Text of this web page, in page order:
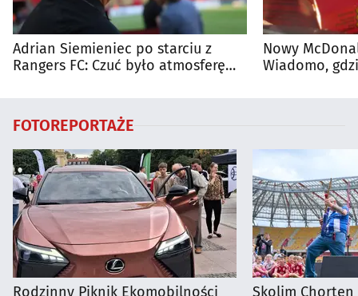
Adrian Siemieniec po starciu z
Rangers FC: Czuć było atmosferę
Nowy
Wiadomo,
FOTOREPORTAŻE
Rodzinny Piknik Ekomobilności Skolim Chorten